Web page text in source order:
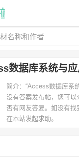
数据库系统与
简介： “Access数据库系
没有答案发布帖，您可以
否有网友答复。如没有
在本站发起求助。